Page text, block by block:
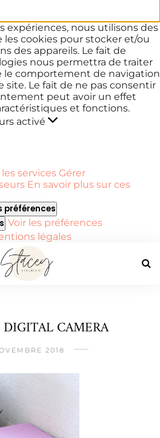
expériences, nous utilisons des
cookies pour stocker et/ou
des appareils. Le fait de
nous permettra de traiter
le comportement de navigation
site. Le fait de ne pas consentir
peut avoir un effet
et fonctions.
activé
les services Gérer
En savoir plus sur ces
préférences
Voir les préférences
légales
CAMERA
2018